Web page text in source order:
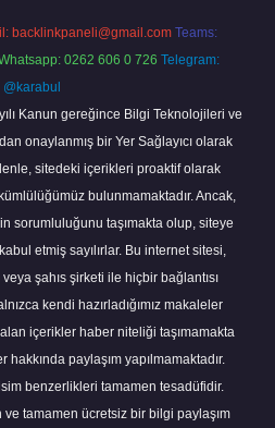
backlinkpaneli@gmail.com Teams:
0262 606 0 726 Telegram:
@karabul
Kanun gereğince Bilgi Teknolojileri ve
onaylanmış bir Yer Sağlayıcı olarak
sitedeki içerikleri proaktif olarak
bulunmamaktadır. Ancak,
sorumluluğunu taşımakta olup, siteye
etmiş sayılırlar. Bu internet sitesi,
şahıs şirketi ile hiçbir bağlantısı
kendi hazırladığımız makaleler
içerikler haber niteliği taşımamakta
paylaşım yapılmamaktadır.
benzerlikleri tamamen tesadüfidir.
ve tamamen ücretsiz bir bilgi paylaşım